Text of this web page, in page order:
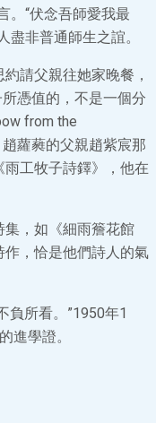
。“伏念吾師愛我最
非普通師生之誼。
請父親往她家晚餐，
憑值的，不是一個分
from the
蘿蕤的父親趙紫宸那
工牧子詩鐸》，他在
，如《細雨簷花館
，恰是他們詩人的氣
負所看。”1950年1
進學證。